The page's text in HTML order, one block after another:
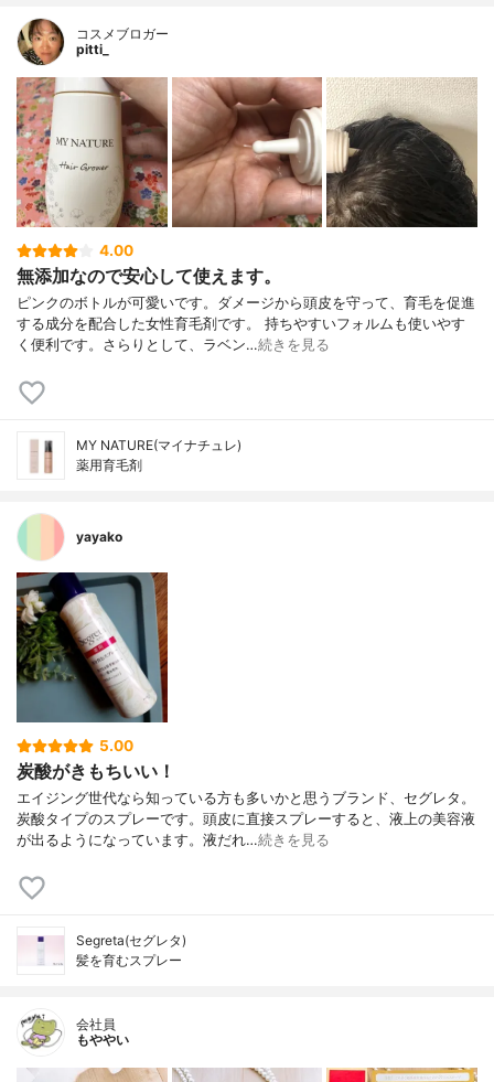
コスメブロガー
pitti_
4.00
無添加なので安心して使えます。
ピンクのボトルが可愛いです。ダメージから頭皮を守って、育毛を促進
する成分を配合した女性育毛剤です。 持ちやすいフォルムも使いやす
く便利です。さらりとして、ラベン…続きを見る
MY NATURE(マイナチュレ)
薬用育毛剤
yayako
5.00
炭酸がきもちいい！
エイジング世代なら知っている方も多いかと思うブランド、セグレタ。
炭酸タイプのスプレーです。頭皮に直接スプレーすると、液上の美容液
が出るようになっています。液だれ…続きを見る
Segreta(セグレタ)
髪を育むスプレー
会社員
もややい